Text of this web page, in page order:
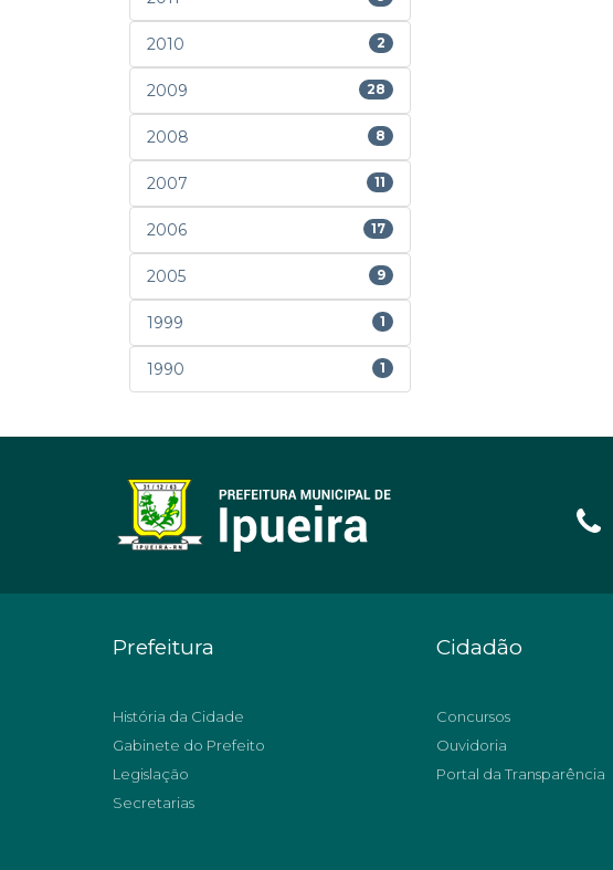
2010 2
2009 28
2008 8
2007 11
2006 17
2005 9
1999 1
1990 1
Prefeitura
História da Cidade
Gabinete do Prefeito
Legislação
Secretarias
Cidadão
Concursos
Ouvidoria
Portal da Transparência